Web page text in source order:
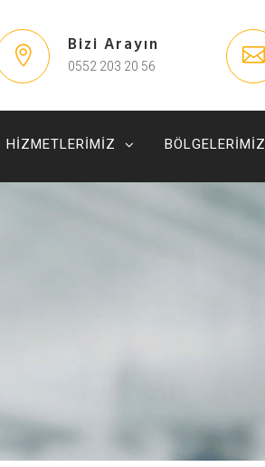
Bizi Arayın
0552 203 20 56
HIZMETLERIMIZ BÖLGELERIMIZ